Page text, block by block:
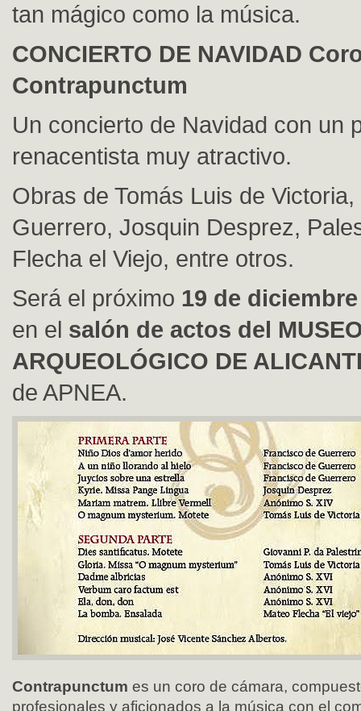
tan mágico como la música.
CONCIERTO DE NAVIDAD
Contrapunctum
Un concierto de Navidad con un
renacentista muy atractivo.
Obras de Tomás Luis de
Guerrero, Josquin Desprez,
Flecha el Viejo, entre otros.
Será el próximo 19 de
en el salón de actos del
ARQUEOLÓGICO DE
de APNEA.
Contrapunctum es un coro de cámara,
profesionales y aficionados a la música con el